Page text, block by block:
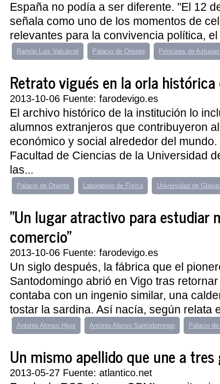
España no podía a ser diferente. "El 12
señala como uno de los momentos de
relevantes para la convivencia política,
Ramón Luis Valcárcel Palacio de Oriente Príncipes de Asturias
Retrato vigués en la orla histórica
2013-10-06 Fuente: farodevigo.es
El archivo histórico de la institución lo
alumnos extranjeros que contribuyeron
económico y social alrededor del
Facultad de Ciencias de la Universidad
las...
Palacio de Oriente Laboratorio de Física Universidad de
"Un lugar atractivo para estudiar
comercio"
2013-10-06 Fuente: farodevigo.es
Un siglo después, la fábrica que el
Santodomingo abrió en Vigo tras
contaba con un ingenio similar, una
tostar la sardina. Así nacía, según relata
Antonio Alonso Hijos Antonio Alonso Santodomingo Palacio
Un mismo apellido que une a tres
2013-05-27 Fuente: atlantico.net